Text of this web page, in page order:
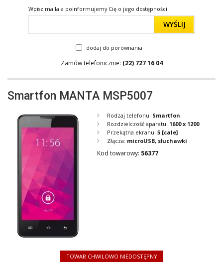
Wpisz maila a poinformujemy Cię o jego dostępności:
WYŚLIJ
dodaj do porównania
Zamów telefonicznie: (22) 727 16 04
Smartfon MANTA MSP5007
Rodzaj telefonu: Smartfon
Rozdzielczość aparatu: 1600 x 1200
Przekątna ekranu: 5 [cale]
Złącza: microUSB, słuchawki
Kod towarowy: 56377
TOWAR CHWILOWO NIEDOSTĘPNY